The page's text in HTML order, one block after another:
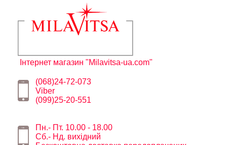
Інтернет магазин "Milavitsa-ua.com"
(068)24-72-073
Viber
(099)25-20-551
Пн.- Пт. 10.00 - 18.00
Сб.- Нд. вихідний